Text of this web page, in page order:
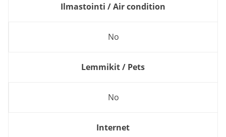
Ilmastointi / Air condition
No
Lemmikit / Pets
No
Internet